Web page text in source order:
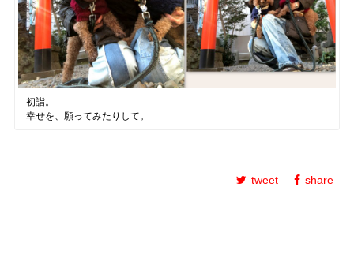
初詣。
幸せを、願ってみたりして。
tweet share